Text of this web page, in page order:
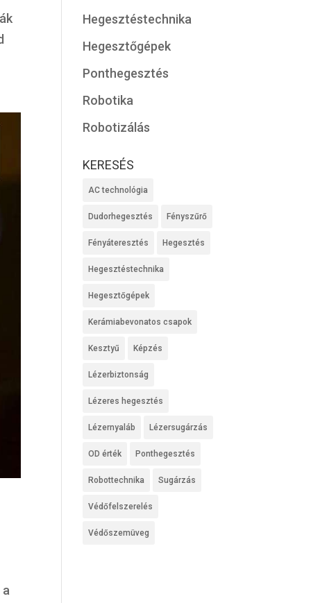
a
Hegesztéstechnika
Hegesztőgépek
Ponthegesztés
Robotika
Robotizálás
KERESÉS
AC technológia
Dudorhegesztés Fényszűrő
Fényáteresztés Hegesztés
Hegesztéstechnika
Hegesztőgépek
Kerámiabevonatos csapok
Kesztyű Képzés
Lézerbiztonság
Lézeres hegesztés
Lézernyaláb Lézersugárzás
OD érték Ponthegesztés
Robottechnika Sugárzás
Védőfelszerelés
Védőszemüveg